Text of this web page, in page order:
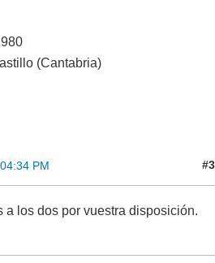
(Cantabria)
PM #3
a los dos por vuestra disposición.